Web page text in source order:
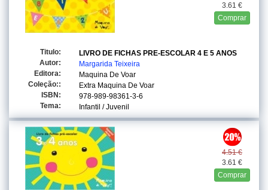
3.61 €
Comprar
Titulo:
LIVRO DE FICHAS PRE-ESCOLAR 4 E 5 ANOS
Autor:
Margarida Teixeira
Editora:
Maquina De Voar
Coleção::
Extra Maquina De Voar
ISBN:
978-989-98361-3-6
Tema:
Infantil / Juvenil
4.51 €
3.61 €
Comprar